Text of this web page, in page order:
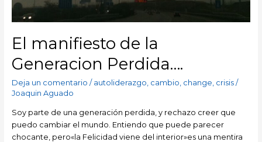
El manifiesto de la
Generacion Perdida….
Deja un comentario / autoliderazgo cambio change crisis/
Joaquin Aguado
Soy parte de una generación perdida, y rechazo creer que
puedo cambiar el mundo. Entiendo que puede parecer
chocante, pero«la Felicidad viene del interior»es una mentira